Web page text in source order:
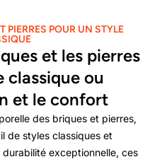
PIERRES POUR UN STYLE
et les pierres
classique ou
et le confort
des briques et pierres,
de styles classiques et
exceptionnelle, ces